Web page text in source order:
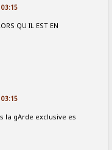
QU IL EST EN
la gArde exclusive es